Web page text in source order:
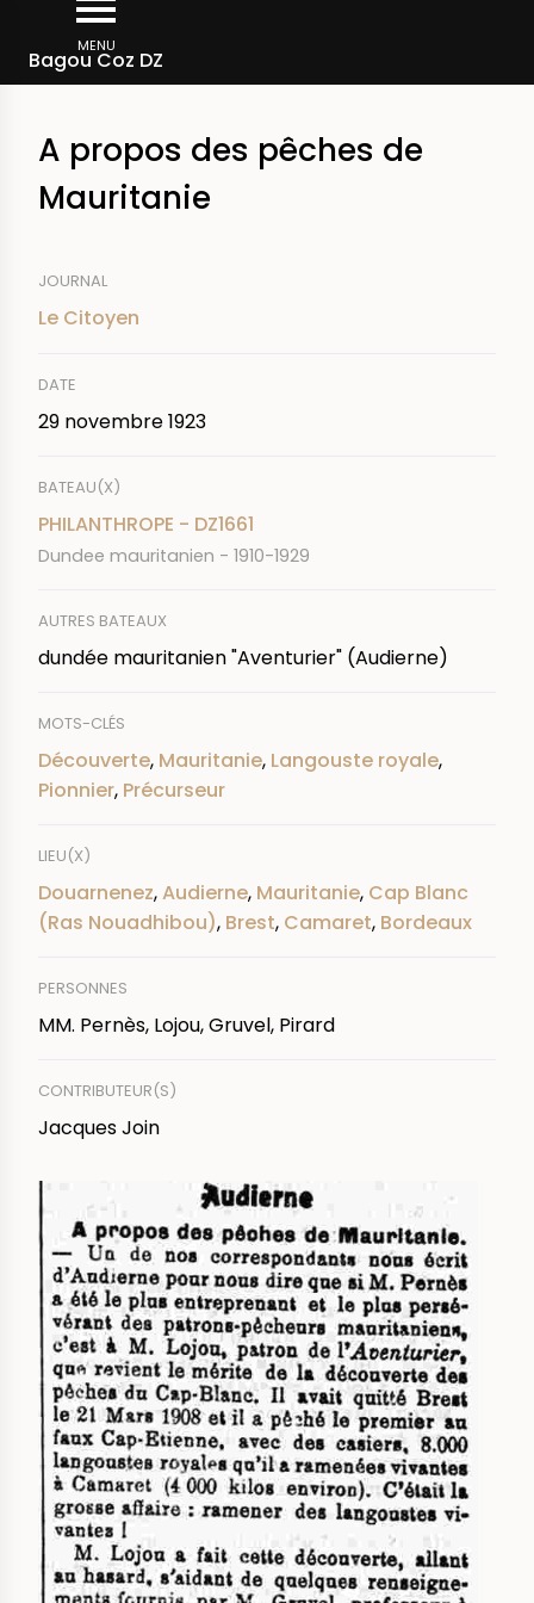
contenu
MENU
Bagou Coz DZ
d'Ariane
Rechercher dans la presse
A propos des pêches de
Mauritanie
JOURNAL
Le Citoyen
DATE
29 novembre 1923
BATEAU(X)
PHILANTHROPE - DZ1661
Dundee mauritanien - 1910-1929
AUTRES BATEAUX
dundée mauritanien "Aventurier" (Audierne)
MOTS-CLÉS
Découverte, Mauritanie, Langouste royale,
Pionnier, Précurseur
LIEU(X)
Douarnenez,Audierne, Mauritanie, Cap Blanc
(Ras Nouadhibou), Brest, Camaret, Bordeaux
PERSONNES
MM. Pernès, Lojou, Gruvel, Pirard
CONTRIBUTEUR(S)
Jacques Join
IMAGE